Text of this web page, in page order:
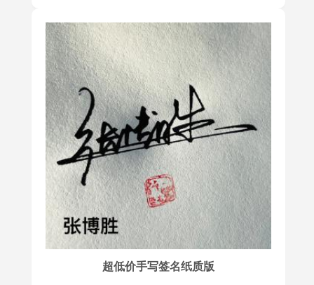
超低价手写签名纸质版